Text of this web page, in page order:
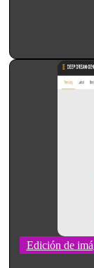
Edición de